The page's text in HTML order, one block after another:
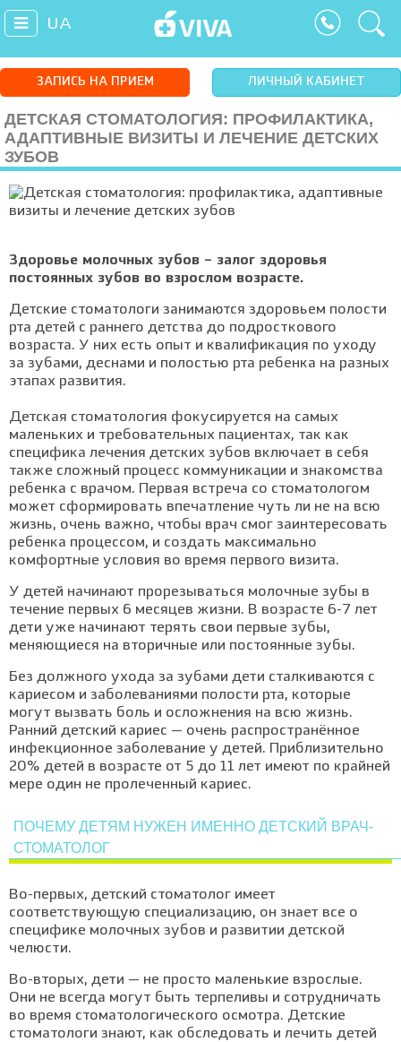
UA
ЗАПИСЬ НА ПРИЕМ ЛИЧНЫЙ КАБИНЕТ
ДЕТСКАЯ СТОМАТОЛОГИЯ: ПРОФИЛАКТИКА,
АДАПТИВНЫЕ ВИЗИТЫ И ЛЕЧЕНИЕ ДЕТСКИХ
ЗУБОВ
Здоровье молочных зубов – залог здоровья
постоянных зубов во взрослом возрасте.
Детские стоматологи занимаются здоровьем полости
рта детей с раннего детства до подросткового
возраста. У них есть опыт и квалификация по уходу
за зубами, деснами и полостью рта ребенка на разных
этапах развития.
Детская стоматология фокусируется на самых
маленьких и требовательных пациентах, так как
специфика лечения детских зубов включает в себя
также сложный процесс коммуникации и знакомства
ребенка с врачом. Первая встреча со стоматологом
может сформировать впечатление чуть ли не на всю
жизнь, очень важно, чтобы врач смог заинтересовать
ребенка процессом, и создать максимально
комфортные условия во время первого визита.
У детей начинают прорезываться молочные зубы в
течение первых 6 месяцев жизни. В возрасте 6-7 лет
дети уже начинают терять свои первые зубы,
меняющиеся на вторичные или постоянные зубы.
Без должного ухода за зубами дети сталкиваются с
кариесом и заболеваниями полости рта, которые
могут вызвать боль и осложнения на всю жизнь.
Ранний детский кариес — очень распространённое
инфекционное заболевание у детей. Приблизительно
20% детей в возрасте от 5 до 11 лет имеют по крайней
мере один не пролеченный кариес.
ПОЧЕМУ ДЕТЯМ НУЖЕН ИМЕННО ДЕТСКИЙ ВРАЧ-
СТОМАТОЛОГ
Во-первых, детский стоматолог имеет
соответствующую специализацию, он знает все о
специфике молочных зубов и развитии детской
челюсти.
Во-вторых, дети — не просто маленькие взрослые.
Они не всегда могут быть терпеливы и сотрудничать
во время стоматологического осмотра. Детские
стоматологи знают, как обследовать и лечить детей